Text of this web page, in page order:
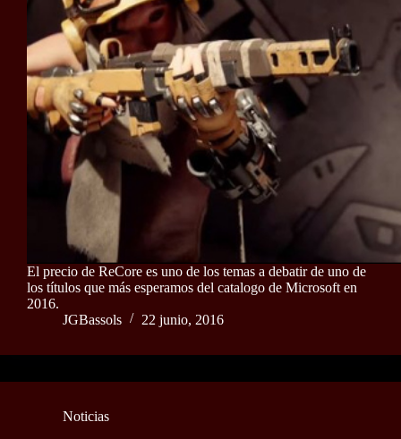
El precio de ReCore es uno de los temas a debatir de uno de
los títulos que más esperamos del catalogo de Microsoft en
2016.
JGBassols
22 junio, 2016
Noticias